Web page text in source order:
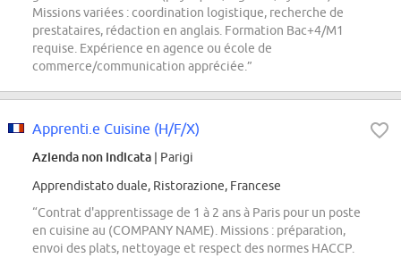
Missions variées : coordination logistique, recherche de
prestataires, rédaction en anglais. Formation Bac+4/M1
requise. Expérience en agence ou école de
commerce/communication appréciée.”
Apprenti.e Cuisine (H/F/X)
Azienda non indicata | Parigi
Apprendistato duale, Ristorazione, Francese
“Contrat d'apprentissage de 1 à 2 ans à Paris pour un poste
en cuisine au (COMPANY NAME). Missions : préparation,
envoi des plats, nettoyage et respect des normes HACCP.